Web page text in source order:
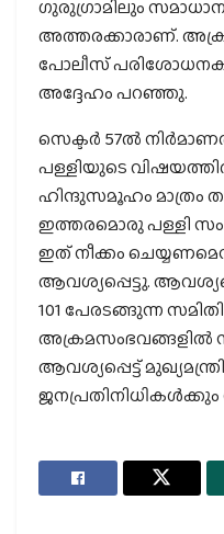
ഗുരുഗ്രാമിലും
അത്തരക്കാരാണ്.
പോലീസ്
അദ്ദേഹം പറഞ്ഞു.
സെക്ടര്‍ 57ല്‍
പള്ളിയുടെ
ഹിന്ദുസമൂഹം മാത്രം
ഇത്തരമൊരു പള്ളി
ഇത് നീക്കം
ആവശ്യപ്പെട്ടു.
101 പേരടങ്ങുന്ന
അക്രമസംഭവങ്ങളില്‍
ആവശ്യപ്പെട്ട്
ജനപ്രതിനിധികള്‍ക്കും